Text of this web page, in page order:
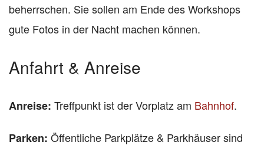
beherrschen. Sie sollen am Ende des Workshops
gute Fotos in der Nacht machen können.
Anfahrt & Anreise
Anreise: Treffpunkt ist der Vorplatz am Bahnhof.
Parken: Öffentliche Parkplätze & Parkhäuser sind